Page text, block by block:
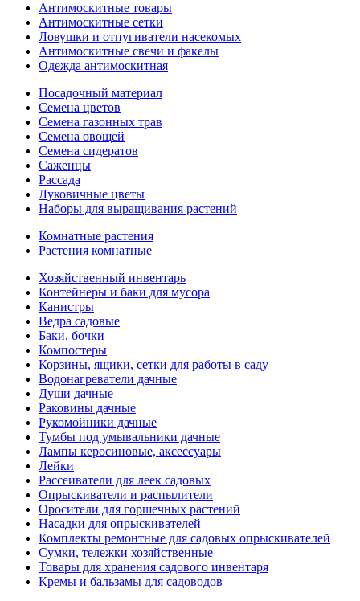
Антимоскитные товары
Антимоскитные сетки
Ловушки и отпугиватели насекомых
Антимоскитные свечи и факелы
Одежда антимоскитная
Посадочный материал
Семена цветов
Семена газонных трав
Семена овощей
Семена сидератов
Саженцы
Рассада
Луковичные цветы
Наборы для выращивания растений
Комнатные растения
Растения комнатные
Хозяйственный инвентарь
Контейнеры и баки для мусора
Канистры
Ведра садовые
Баки, бочки
Компостеры
Корзины, ящики, сетки для работы в саду
Водонагреватели дачные
Души дачные
Раковины дачные
Рукомойники дачные
Тумбы под умывальники дачные
Лампы керосиновые, аксессуары
Лейки
Рассеиватели для леек садовых
Опрыскиватели и распылители
Оросители для горшечных растений
Насадки для опрыскивателей
Комплекты ремонтные для садовых опрыскивателей
Сумки, тележки хозяйственные
Товары для хранения садового инвентаря
Кремы и бальзамы для садоводов